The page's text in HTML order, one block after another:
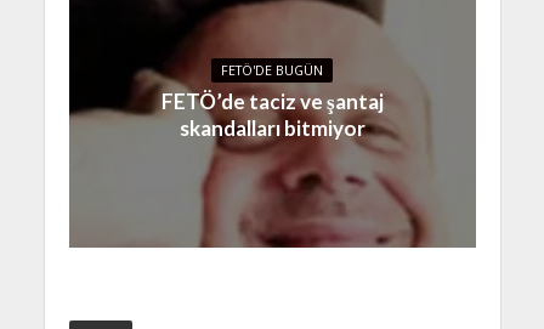
FETÖ'DE BUGÜN
FETÖ’de taciz ve şantaj
skandalları bitmiyor